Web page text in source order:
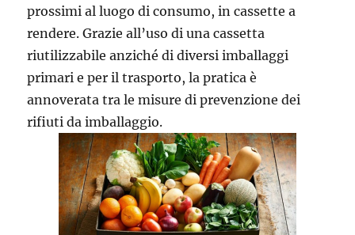
prossimi al luogo di consumo, in cassette a
rendere. Grazie all’uso di una cassetta
riutilizzabile anziché di diversi imballaggi
primari e per il trasporto, la pratica è
annoverata tra le misure di prevenzione dei
rifiuti da imballaggio.